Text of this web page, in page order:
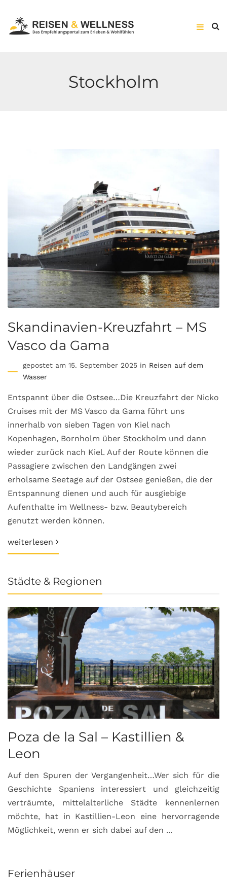
Stockholm
Skandinavien-Kreuzfahrt – MS
Vasco da Gama
gepostet am 15. September 2025 in Reisen auf dem
Wasser
Entspannt über die Ostsee…Die Kreuzfahrt der Nicko
Cruises mit der MS Vasco da Gama führt uns
innerhalb von sieben Tagen von Kiel nach
Kopenhagen, Bornholm über Stockholm und dann
wieder zurück nach Kiel. Auf der Route können die
Passagiere zwischen den Landgängen zwei
erholsame Seetage auf der Ostsee genießen, die der
Entspannung dienen und auch für ausgiebige
Aufenthalte im Wellness- bzw. Beautybereich
genutzt werden können.
weiterlesen
Städte & Regionen
Poza de la Sal – Kastillien &
Leon
Auf den Spuren der Vergangenheit…Wer sich für die
Geschichte Spaniens interessiert und gleichzeitig
verträumte, mittelalterliche Städte kennenlernen
möchte, hat in Kastillien-Leon eine hervorragende
Möglichkeit, wenn er sich dabei auf den ...
Ferienhäuser